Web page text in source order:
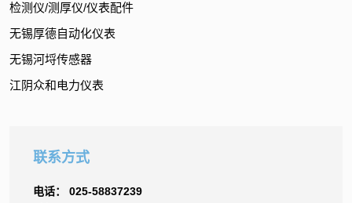
检测仪/测厚仪/仪表配件
无锡厚德自动化仪表
无锡河埒传感器
江阴众和电力仪表
联系方式
电话： 025-58837239